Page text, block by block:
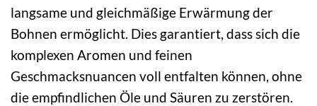
langsame und gleichmäßige Erwärmung der
Bohnen ermöglicht. Dies garantiert, dass sich die
komplexen Aromen und feinen
Geschmacksnuancen voll entfalten können, ohne
die empfindlichen Öle und Säuren zu zerstören.